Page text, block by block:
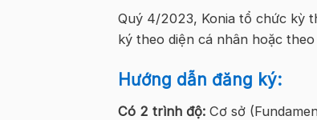
Quý 4/2023, Konia tổ chức kỳ
ký theo diện cá nhân hoặc
Hướng dẫn đăng ký:
Có 2 trình độ: Cơ sở